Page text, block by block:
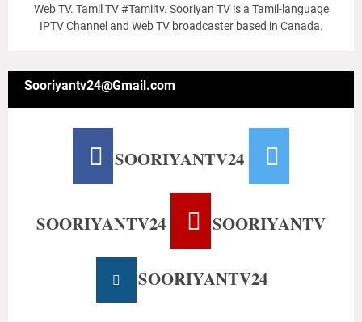
Web TV. Tamil TV #Tamiltv. Sooriyan TV is a Tamil-language
IPTV Channel and Web TV broadcaster based in Canada.
Sooriyantv24@Gmail.com
SOORIYANTV24
SOORIYANTV24 SOORIYANTV
SOORIYANTV24